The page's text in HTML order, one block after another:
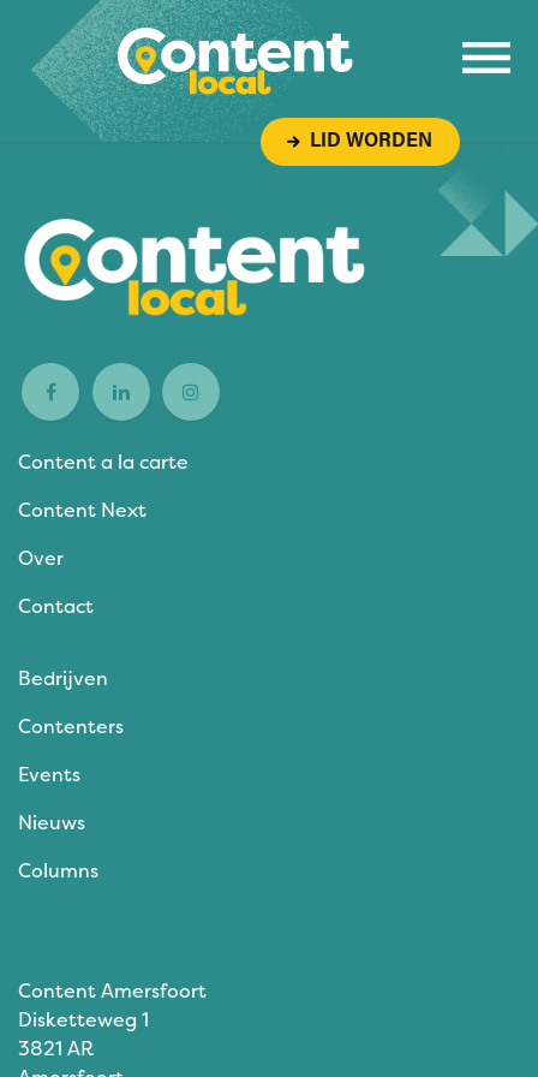
Overslaan naar inhoud
LID WORDEN
Content a la carte
Content Next
Over
Contact
Bedrijven
Contenters
Events
Nieuws
Columns
Content Amersfoort
Disketteweg 1
3821 AR